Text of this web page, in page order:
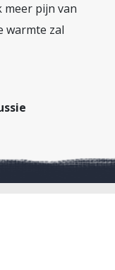
pijn van
warmte zal